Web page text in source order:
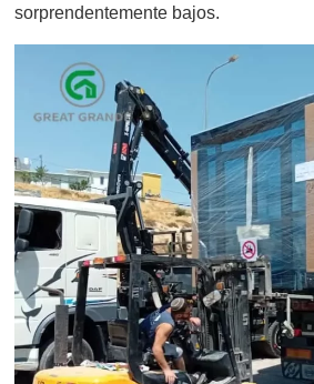
sorprendentemente bajos.